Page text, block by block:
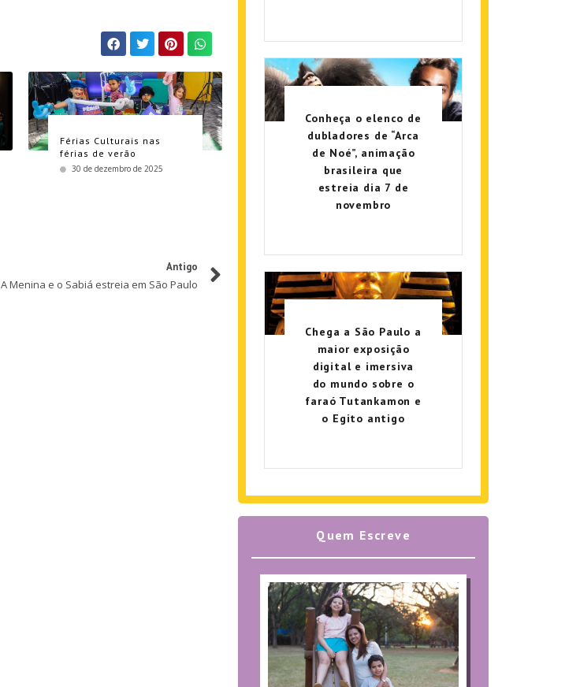
Férias Culturais nas
férias de verão
30 de dezembro de 2025
Antigo
A Menina e o Sabiá estreia em São Paulo
Conheça o elenco de
dubladores de “Arca
de Noé”, animação
brasileira que
estreia dia 7 de
novembro
Chega a São Paulo a
maior exposição
digital e imersiva
do mundo sobre o
faraó Tutankamon e
o Egito antigo
Quem Escreve